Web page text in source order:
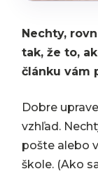
Nechty,
tak, že to,
článku vám
Dobre
vzhľad.
pošte alebo
škole. (Ako